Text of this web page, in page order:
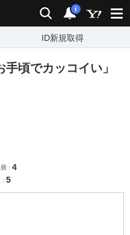
検索 通知
i
ID新規取得
頃でカッコイい」
4
5